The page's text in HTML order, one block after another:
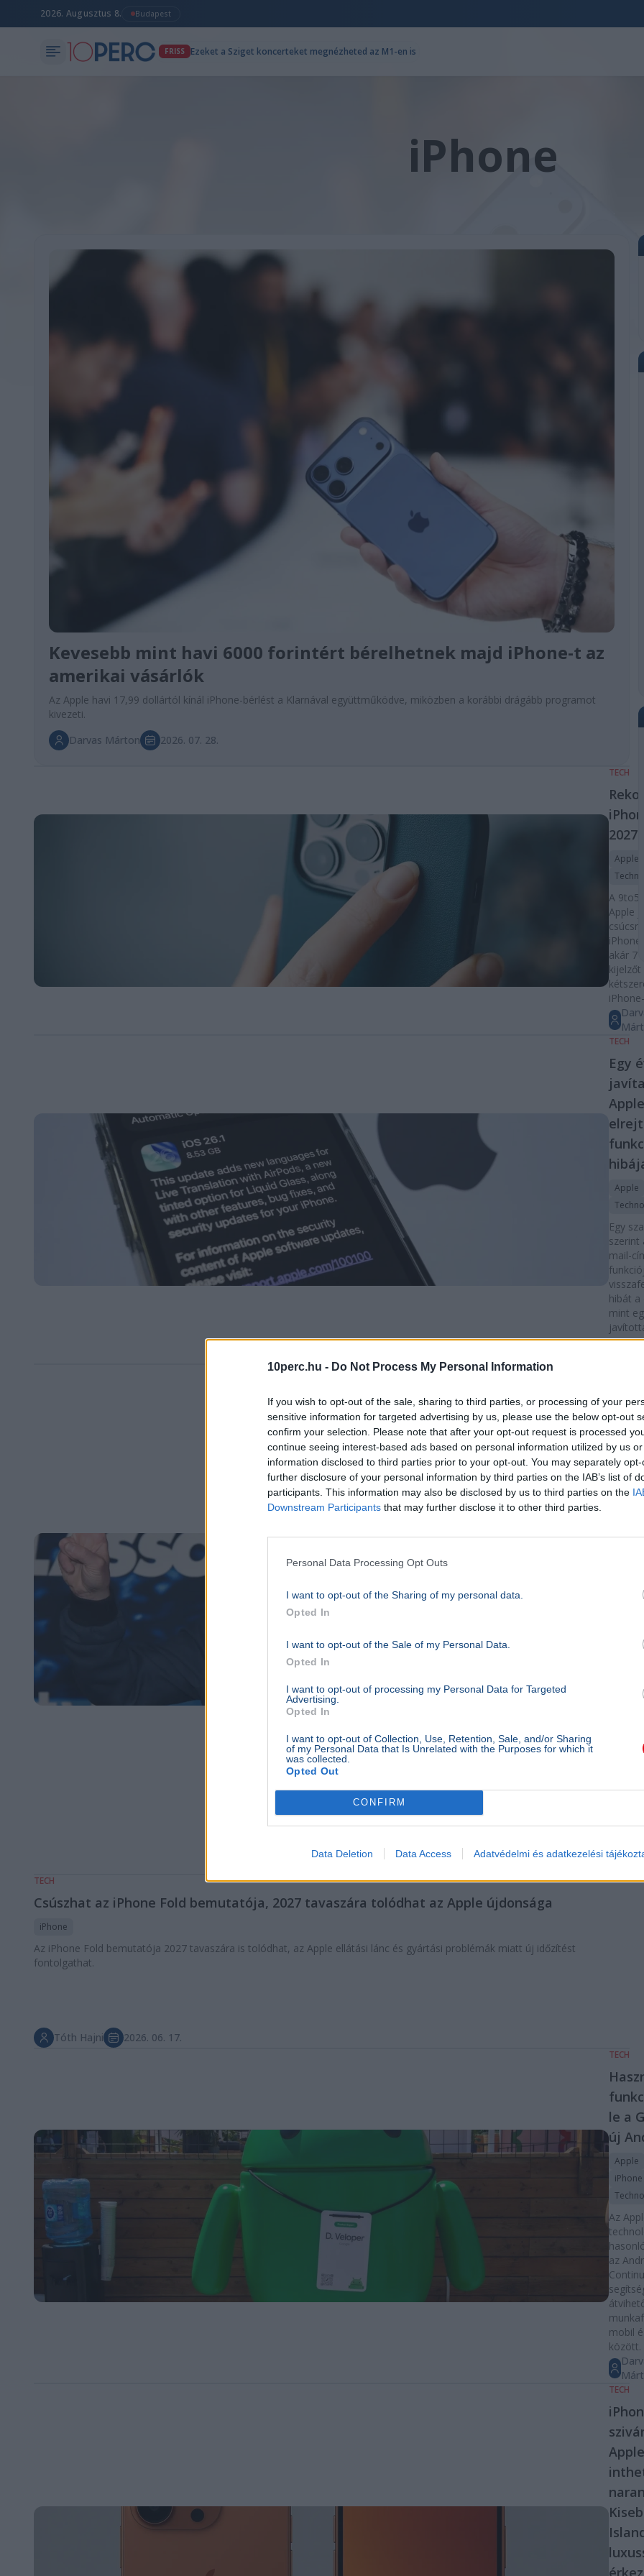
10perc.hu - Do Not Process My Personal Information
If you wish to opt-out of the sale, sharing to third parties, or processing of your
sensitive information for targeted advertising by us, please use the below opt-out
confirm your selection. Please note that after your opt-out request is processed
continue seeing interest-based ads based on personal information utilized by us
information disclosed to third parties prior to your opt-out. You may separately
further disclosure of your personal information by third parties on the IAB’s list of
participants. This information may also be disclosed by us to third parties on the
Downstream Participants that may further disclose it to other third parties.
Personal Data Processing Opt Outs
I want to opt-out of the Sharing of my personal data.
Opted In
I want to opt-out of the Sale of my Personal Data.
Opted In
I want to opt-out of processing my Personal Data for Targeted
Advertising.
Opted In
I want to opt-out of Collection, Use, Retention, Sale, and/or Sharing
of my Personal Data that Is Unrelated with the Purposes for which it
was collected.
Opted Out
CONFIRM
Data Deletion Data Access Adatvédelmi és adatkezelési
2026. Augusztus 8. Budapest
FRISS Ezeket a Sziget koncerteket megnézheted az M1-en is
iPhone
Kevesebb mint havi 6000 forintért bérelhetnek majd iPhone-t az
amerikai vásárlók
Az Apple havi 17,99 dollártól kínál iPhone-bérlést a Klarnával együttműködve, miközben a korábbi drágább programot
kivezeti.
Darvas Márton
2026. 07. 28.
TECH
Apple
A
Apple
akár 7
kijelzőt
TECH
Egy
Apple
Egy
szerint
mail-
hibát a
mint
Apple
ára
árat
ára
TECH
Csúszhat az iPhone Fold bemutatója, 2027 tavaszára tolódhat az Apple újdonsága
iPhone
Az iPhone Fold bemutatója 2027 tavaszára is tolódhat, az Apple ellátási lánc és gyártási problémák miatt új időzítést
fontolgathat.
Tóth Hajni 2026. 06. 17.
TECH
le a
új
Apple
iPhone
Az
az
mobil
között.
TECH